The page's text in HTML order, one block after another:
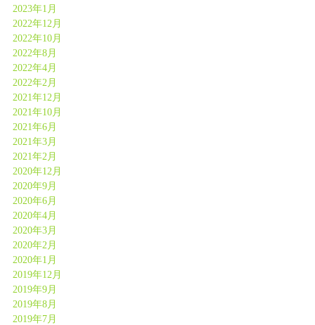
2023年1月
2022年12月
2022年10月
2022年8月
2022年4月
2022年2月
2021年12月
2021年10月
2021年6月
2021年3月
2021年2月
2020年12月
2020年9月
2020年6月
2020年4月
2020年3月
2020年2月
2020年1月
2019年12月
2019年9月
2019年8月
2019年7月